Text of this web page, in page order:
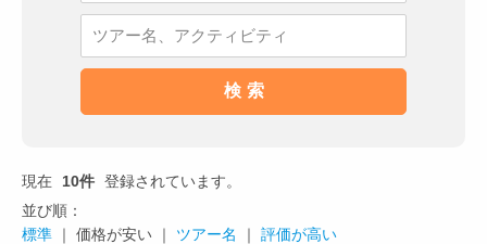
現在 10件 登録されています。
並び順：
標準 ｜ 価格が安い ｜ ツアー名 ｜ 評価が高い